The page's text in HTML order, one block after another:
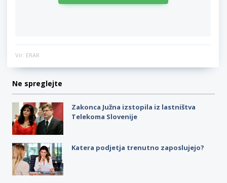
Vir: ERAR
Ne spreglejte
Zakonca Južna izstopila iz lastništva
Telekoma Slovenije
Katera podjetja trenutno zaposlujejo?